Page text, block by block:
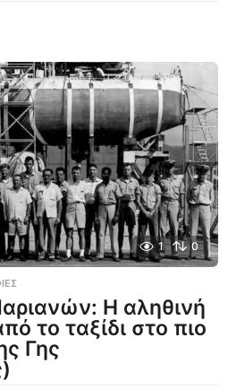
1 0
Η αληθινή
το ταξίδι στο πιο
Γης